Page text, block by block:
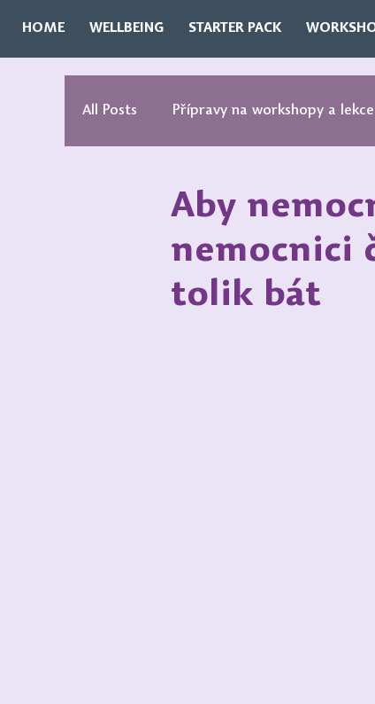
HOME WELLBEING STARTER PACK
All Posts Přípravy na workshopy a lekce
Startovací balíček Plakáty
Aby
nemocnici
tolik bát